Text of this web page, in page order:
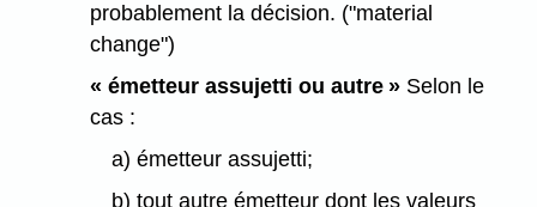
probablement la décision. ("material
change")
« émetteur assujetti ou autre » Selon le
cas :
a) émetteur assujetti;
b) tout autre émetteur dont les valeurs